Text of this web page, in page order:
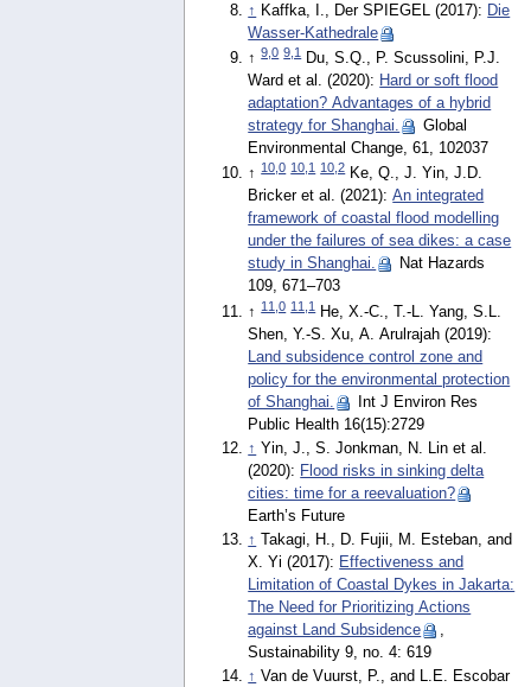
↑ Kaffka, I., Der SPIEGEL (2017): Die
Wasser-Kathedrale
↑9,0 9,1
Du, S.Q., P. Scussolini, P.J.
Ward et al. (2020): Hard or soft flood
adaptation? Advantages of a hybrid
strategy for Shanghai.
Global
Environmental Change, 61, 102037
↑10,0 10,1 10,2 Ke, Q., J. Yin, J.D.
Bricker et al. (2021):An integrated
framework of coastal flood modelling
under the failures of sea dikes: a case
study in Shanghai.
Nat Hazards
109, 671–703
↑11,0 11,1
He, X.-C., T.-L. Yang, S.L.
Shen, Y.-S. Xu, A. Arulrajah (2019):
Land subsidence control zone and
policy for the environmental protection
of Shanghai.
Int J Environ Res
Public Health 16(15):2729
↑ Yin, J., S. Jonkman, N. Lin et al.
(2020): Flood risks in sinking delta
cities: time for a reevaluation?
Earth’s Future
↑
Takagi, H., D. Fujii, M. Esteban, and
X. Yi (2017): Effectiveness and
Limitation of Coastal Dykes in Jakarta:
The Need for Prioritizing Actions
against Land Subsidence
,
Sustainability 9, no. 4: 619
↑ Van de Vuurst, P., and L.E. Escobar